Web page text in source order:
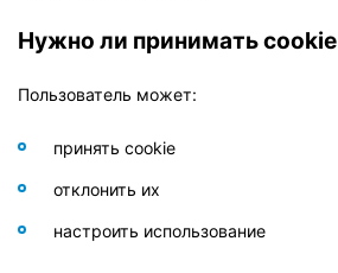
Нужно ли принимать cookie
Пользователь может:
принять cookie
отклонить их
настроить использование